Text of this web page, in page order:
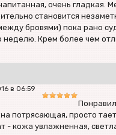
очень гладкая.
становится
бровями) пока рано
неделю. Крем более чем
в 06:59
потрясающая, просто
- кожа увлажненная,